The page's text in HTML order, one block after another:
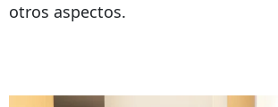
otros aspectos.